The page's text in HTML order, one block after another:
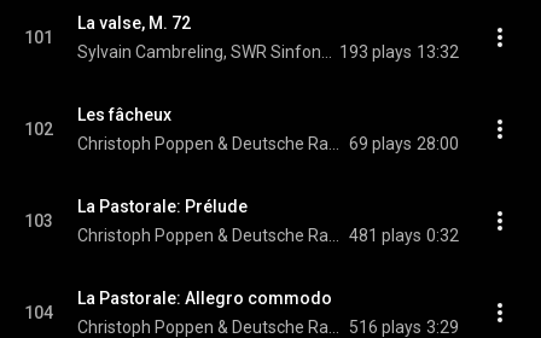
101
La valse, M. 72
193 plays 13:32
102
Les fâcheux
69 plays 28:00
103
La Pastorale: Prélude
481 plays 0:32
104
La Pastorale: Allegro commodo
516 plays 3:29